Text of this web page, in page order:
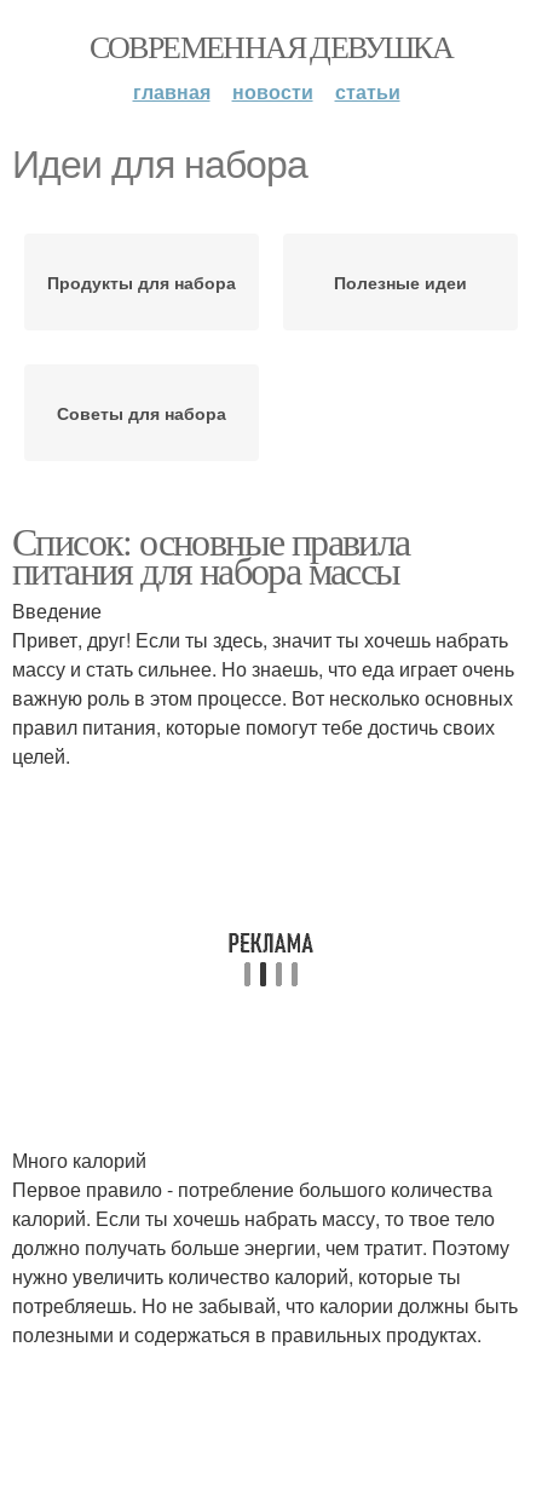
СОВРЕМЕННАЯ ДЕВУШКА
главная новости статьи
Идеи для набора
Продукты для набора Полезные идеи
Советы для набора
Список: основные правила
питания для набора массы
Введение
Привет, друг! Если ты здесь, значит ты хочешь набрать
массу и стать сильнее. Но знаешь, что еда играет очень
важную роль в этом процессе. Вот несколько основных
правил питания, которые помогут тебе достичь своих
целей.
Много калорий
Первое правило - потребление большого количества
калорий. Если ты хочешь набрать массу, то твое тело
должно получать больше энергии, чем тратит. Поэтому
нужно увеличить количество калорий, которые ты
потребляешь. Но не забывай, что калории должны быть
полезными и содержаться в правильных продуктах.